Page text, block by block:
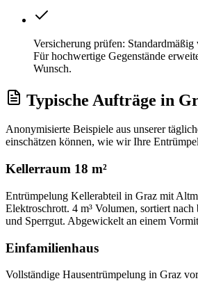
Versicherung prüfen:
Für hochwertige Gegenstände
Wunsch.
Typische Aufträge in
Anonymisierte Beispiele aus unserer
einschätzen können, wie wir Ihre
Kellerraum 18 m²
Entrümpelung Kellerabteil in Graz mit
Elektroschrott. 4 m³ Volumen, sortiert nach
und Sperrgut. Abgewickelt an einem
Einfamilienhaus
Vollständige Hausentrümpelung in Graz